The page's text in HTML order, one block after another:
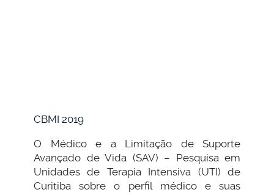
CBMI 2019
O Médico e a Limitação de Suporte
Avançado de Vida (SAV) – Pesquisa em
Unidades de Terapia Intensiva (UTI) de
Curitiba sobre o perfil médico e suas